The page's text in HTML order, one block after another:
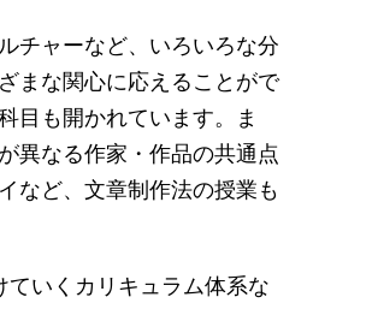
チャーなど、いろいろな分
まな関心に応えることがで
目も開かれています。ま
異なる作家・作品の共通点
など、文章制作法の授業も
いくカリキュラム体系な